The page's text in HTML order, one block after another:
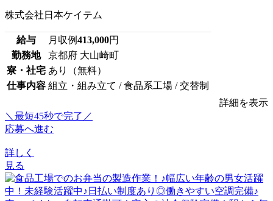
株式会社日本ケイテム
給与 月収例413,000円
勤務地
京都府 大山崎町
寮・社宅 あり（無料）
仕事内容 組立・組み立て / 食品系工場 / 交替制
詳細を表示
＼最短45秒で完了／
応募へ進む
詳しく
見る